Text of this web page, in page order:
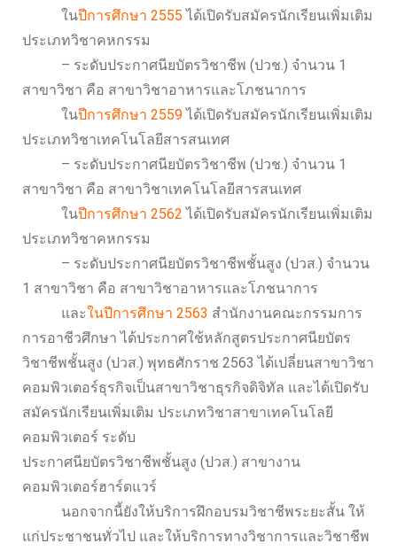
ในปีการศึกษา 2555 ได้เปิดรับสมัครนักเรียนเพิ่มเติม
ประเภทวิชาคหกรรม
– ระดับประกาศนียบัตรวิชาชีพ (ปวช.) จำนวน 1
สาขาวิชา คือ สาขาวิชาอาหารและโภชนาการ
ในปีการศึกษา 2559ได้เปิดรับสมัครนักเรียนเพิ่มเติม
ประเภทวิชาเทคโนโลยีสารสนเทศ
– ระดับประกาศนียบัตรวิชาชีพ (ปวช.) จำนวน 1
สาขาวิชา คือ สาขาวิชาเทคโนโลยีสารสนเทศ
ในปีการศึกษา 2562 ได้เปิดรับสมัครนักเรียนเพิ่มเติม
ประเภทวิชาคหกรรม
– ระดับประกาศนียบัตรวิชาชีพชั้นสูง (ปวส.) จำนวน
1 สาขาวิชา คือ สาขาวิชาอาหารและโภชนาการ
และในปีการศึกษา 2563 สำนักงานคณะกรรมการ
การอาชีวศึกษา ได้ประกาศใช้หลักสูตรประกาศนียบัตร
วิชาชีพชั้นสูง (ปวส.) พุทธศักราช 2563 ได้เปลี่ยนสาขาวิชา
คอมพิวเตอร์ธุรกิจเป็นสาขาวิชาธุรกิจดิจิทัล และได้เปิดรับ
สมัครนักเรียนเพิ่มเติม ประเภทวิชาสาขาเทคโนโลยี
คอมพิวเตอร์ ระดับ
ประกาศนียบัตรวิชาชีพชั้นสูง (ปวส.) สาขางาน
คอมพิวเตอร์ฮาร์ดแวร์
นอกจากนี้ยังให้บริการฝึกอบรมวิชาชีพระยะสั้น ให้
แก่ประชาชนทั่วไป และให้บริการทางวิชาการและวิชาชีพ